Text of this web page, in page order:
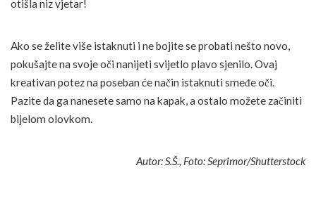
otišla niz vjetar!
Ako se želite više istaknuti i ne bojite se probati nešto novo,
pokušajte na svoje oči nanijeti svijetlo plavo sjenilo. Ovaj
kreativan potez na poseban će način istaknuti smeđe oči.
Pazite da ga nanesete samo na kapak, a ostalo možete začiniti
bijelom olovkom.
Autor: S.Š., Foto: Seprimor/Shutterstock